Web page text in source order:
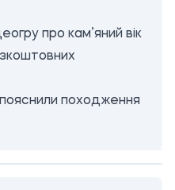
про кам’яний вік
походження